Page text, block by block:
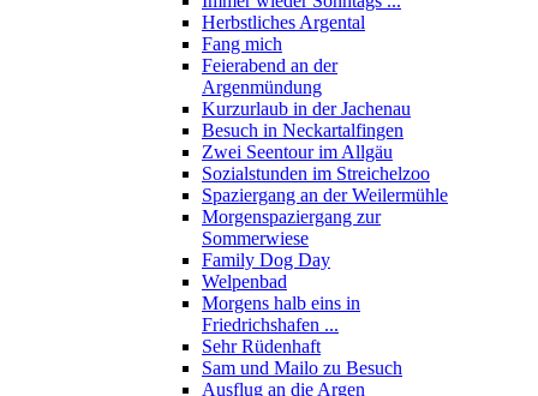
Herbstliches Argental
Fang mich
Feierabend an der
Argenmündung
Kurzurlaub in der Jachenau
Besuch in Neckartalfingen
Zwei Seentour im Allgäu
Sozialstunden im Streichelzoo
Spaziergang an der Weilermühle
Morgenspaziergang zur
Sommerwiese
Family Dog Day
Welpenbad
Morgens halb eins in
Friedrichshafen ...
Sehr Rüdenhaft
Sam und Mailo zu Besuch
Ausflug an die Argen